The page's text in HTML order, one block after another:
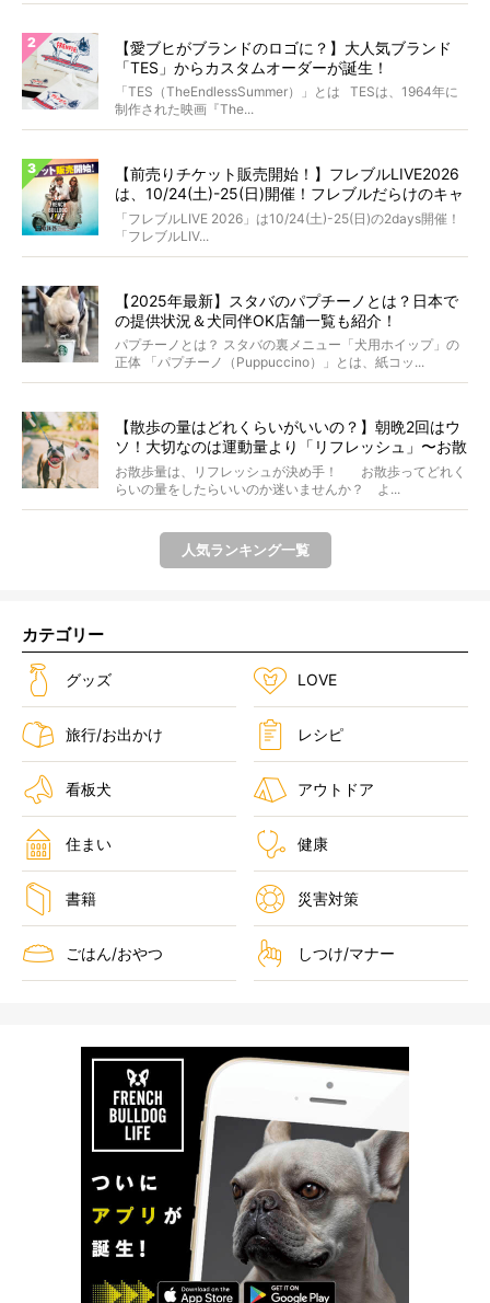
【愛ブヒがブランドのロゴに？】大人気ブランド
「TES」からカスタムオーダーが誕生！
「TES（TheEndlessSummer）」とは TESは、1964年に
制作された映画『The...
【前売りチケット販売開始！】フレブルLIVE2026
は、10/24(土)-25(日)開催！フレブルだらけのキャ
ンプ・前夜祭・バスプランも新登場!?
「フレブルLIVE 2026」は10/24(土)-25(日)の2days開催！
「フレブルLIV...
【2025年最新】スタバのパプチーノとは？日本で
の提供状況＆犬同伴OK店舗一覧も紹介！
パプチーノとは？ スタバの裏メニュー「犬用ホイップ」の
正体 「パプチーノ（Puppuccino）」とは、紙コッ...
【散歩の量はどれくらいがいいの？】朝晩2回はウ
ソ！大切なのは運動量より「リフレッシュ」〜お散
歩にまつわる疑問FAQつき〜
お散歩量は、リフレッシュが決め手！ お散歩ってどれく
らいの量をしたらいいのか迷いませんか？ よ...
人気ランキング一覧
カテゴリー
グッズ LOVE
旅行/お出かけ レシピ
看板犬 アウトドア
住まい 健康
書籍 災害対策
ごはん/おやつ しつけ/マナー